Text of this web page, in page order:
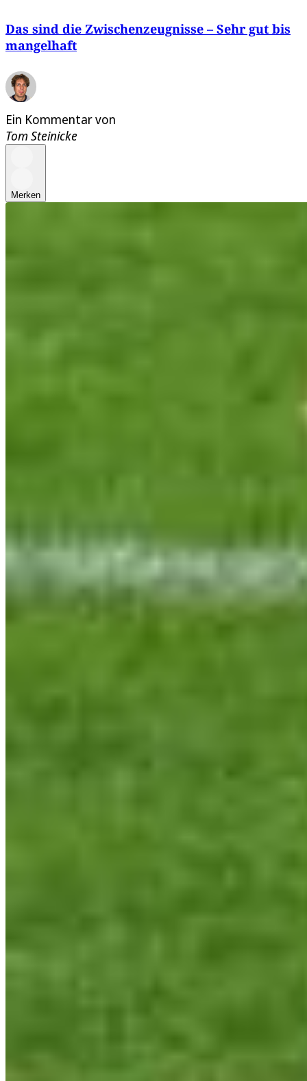
Das sind die Zwischenzeugnisse – Sehr gut bis
mangelhaft
Ein Kommentar von
Tom Steinicke
Merken